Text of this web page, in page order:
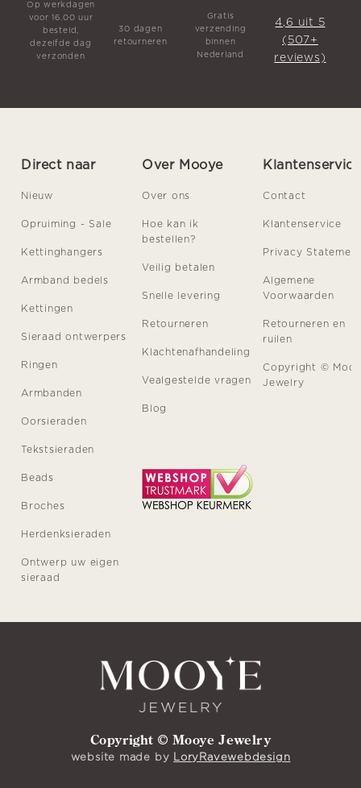
Op werkdagen
voor 16.00 uur
besteld,
dezelfde dag
verzonden
30 dagen
retourneren
Gratis
verzending
binnen
Nederland
4,6 uit 5
(507+
reviews)
Direct naar
Nieuw
Opruiming - Sale
Kettinghangers
Armband bedels
Kettingen
Sieraad ontwerpers
Ringen
Armbanden
Oorsieraden
Tekstsieraden
Beads
Broches
Herdenksieraden
Ontwerp uw eigen
sieraad
Over Mooye
Over ons
Hoe kan ik
bestellen?
Veilig betalen
Snelle levering
Retourneren
Klachtenafhandeling
Vealgestelde vragen
Blog
Klantenservice
Contact
Klantenservice
Privacy
Algemene
Voorwaarden
Retourneren en
ruilen
Copyright ©
Jewelry
Copyright © Mooye Jewelry
website made by LoryRavewebdesign